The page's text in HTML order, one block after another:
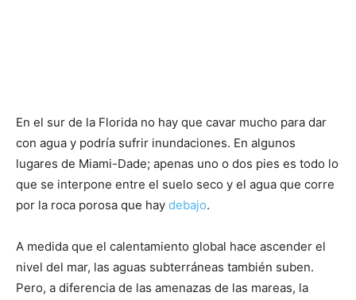
En el sur de la Florida no hay que cavar mucho para dar
con agua y podría sufrir inundaciones. En algunos
lugares de Miami-Dade; apenas uno o dos pies es todo lo
que se interpone entre el suelo seco y el agua que corre
por la roca porosa que hay debajo.
A medida que el calentamiento global hace ascender el
nivel del mar, las aguas subterráneas también suben.
Pero, a diferencia de las amenazas de las mareas, la